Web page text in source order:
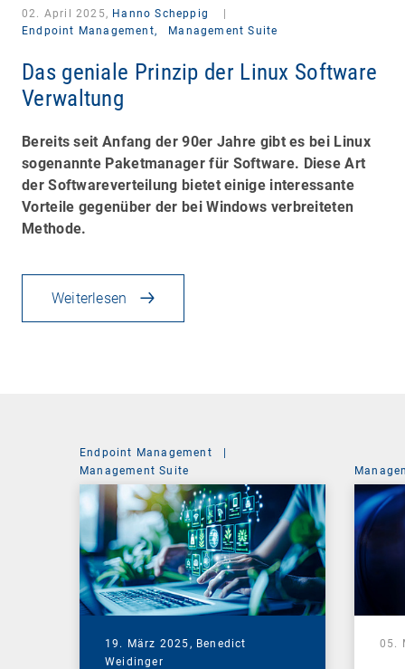
02. April 2025, Hanno Scheppig
Endpoint Management,
Management Suite
Das geniale Prinzip der Linux Software
Verwaltung
Bereits seit Anfang der 90er Jahre gibt es bei Linux
sogenannte Paketmanager für Software. Diese Art
der Softwareverteilung bietet einige interessante
Vorteile gegenüber der bei Windows verbreiteten
Methode.
Weiterlesen
Endpoint Management
|
Management Suite
19. März 2025, Benedict
Weidinger
05.